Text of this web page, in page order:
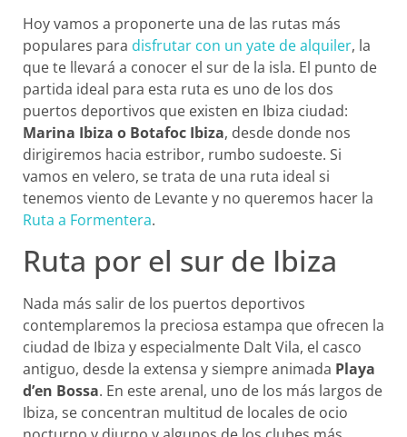
Hoy vamos a proponerte una de las rutas más
populares para disfrutar con un yate de alquiler, la
que te llevará a conocer el sur de la isla. El punto de
partida ideal para esta ruta es uno de los dos
puertos deportivos que existen en Ibiza ciudad:
Marina Ibiza o Botafoc Ibiza, desde donde nos
dirigiremos hacia estribor, rumbo sudoeste. Si
vamos en velero, se trata de una ruta ideal si
tenemos viento de Levante y no queremos hacer la
Ruta a Formentera.
Ruta por el sur de Ibiza
Nada más salir de los puertos deportivos
contemplaremos la preciosa estampa que ofrecen la
ciudad de Ibiza y especialmente Dalt Vila, el casco
antiguo, desde la extensa y siempre animada Playa
d’en Bossa. En este arenal, uno de los más largos de
Ibiza, se concentran multitud de locales de ocio